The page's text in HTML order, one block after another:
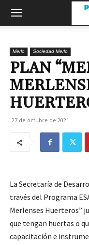
Merlo Sociedad Merlo
PLAN
27 de octubre de 2021
La Secretaría de
través del Programa
Merlenses Huerteros”
que tengan huertas o
capacitación e